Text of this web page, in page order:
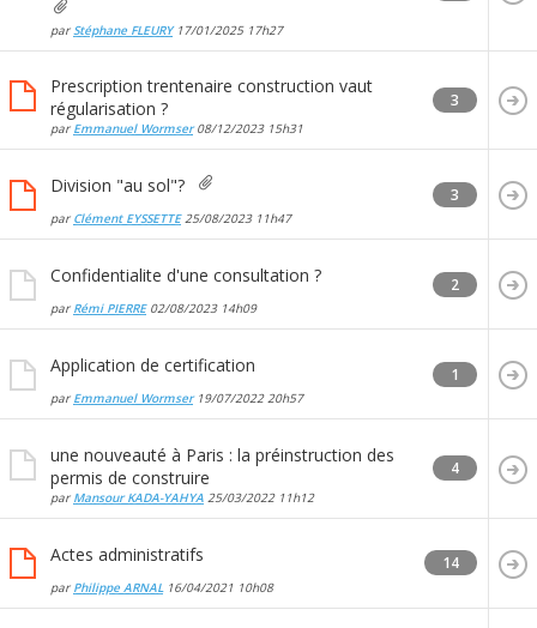
par Stéphane FLEURY17/01/2025 17h27
Prescription trentenaire construction vaut
régularisation ?
par Emmanuel Wormser08/12/2023 15h31
3
Division "au sol"?
par Clément EYSSETTE25/08/2023 11h47
3
Confidentialite d'une consultation ?
par Rémi PIERRE02/08/2023 14h09
2
Application de certification
par Emmanuel Wormser19/07/202220h57
1
une nouveauté à Paris : la préinstruction des
permis de construire
par Mansour KADA-YAHYA 25/03/2022 11h12
4
Actes administratifs
par Philippe ARNAL16/04/2021 10h08
14